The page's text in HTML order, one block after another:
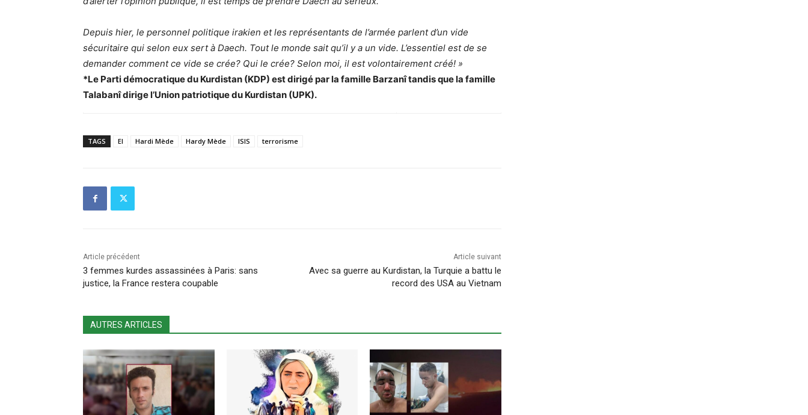
Depuis hier, le personnel politique irakien et les représentants de l’armée parlent d’un vide
sécuritaire qui selon eux sert à Daech. Tout le monde sait qu’il y a un vide. L’essentiel est de se
demander comment ce vide se crée? Qui le crée? Selon moi, il est volontairement créé! »
*Le Parti démocratique du Kurdistan (KDP) est dirigé par la famille Barzanî tandis que la famille
Talabanî dirige l’Union patriotique du Kurdistan (UPK).
TAGS EI Hardi Mède Hardy Mède ISIS terrorisme
Article précédent
3 femmes kurdes assassinées à Paris: sans
justice, la France restera coupable
Article suivant
Avec sa guerre au Kurdistan, la Turquie a battu le
record des USA au Vietnam
AUTRES ARTICLES